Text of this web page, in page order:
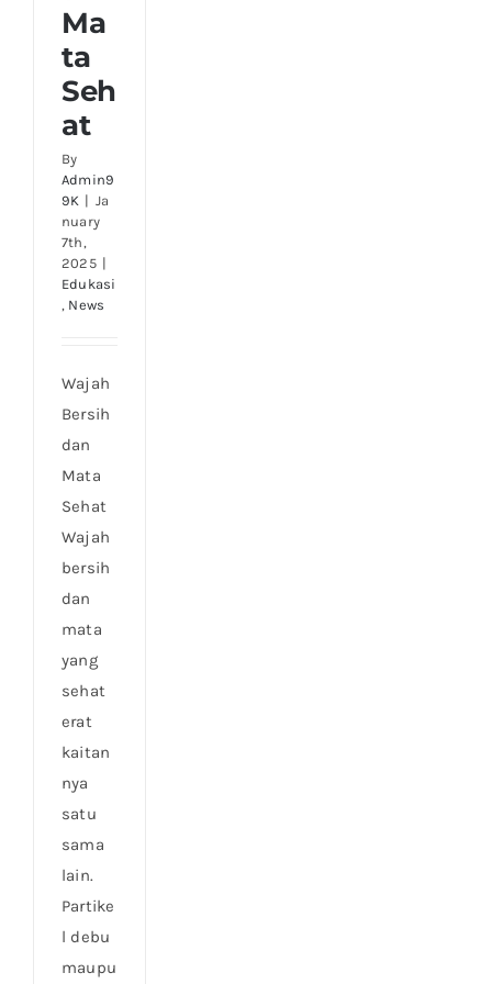
Ma
ta
Seh
at
By
Admin9
9K | Ja
nuary
7th,
2025 |
Edukasi
, News
Wajah
Bersih
dan
Mata
Sehat
Wajah
bersih
dan
mata
yang
sehat
erat
kaitan
nya
satu
sama
lain.
Partike
l debu
maupu